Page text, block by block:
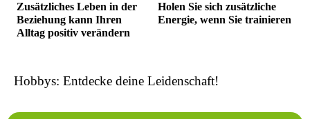
Zusätzliches Leben in der
Beziehung kann Ihren
Alltag positiv verändern
Holen Sie sich zusätzliche
Energie, wenn Sie trainieren
Hobbys: Entdecke deine Leidenschaft!